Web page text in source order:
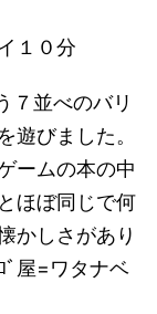
１０分
７並べのバリ
遊びました。
ームの本の中
ほぼ同じで何
かしさがあり
ﾞ屋=ワタナベ